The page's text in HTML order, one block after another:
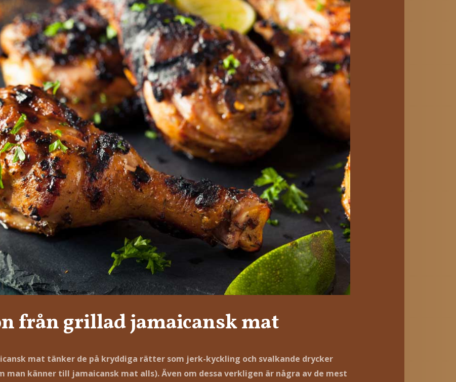
från grillad jamaicansk mat
mat tänker de på kryddiga rätter som jerk-kyckling och svalkande drycker
man känner till jamaicansk mat alls). Även om dessa verkligen är några av de mest